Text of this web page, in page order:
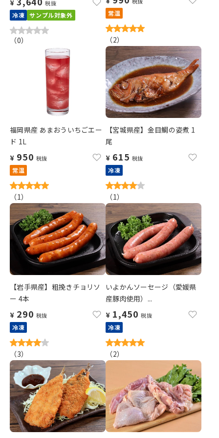
¥ 税抜
冷凍 サンプル対象外
（0）
常温
（2）
福岡県産 あまおういちごエー
ド 1L
¥ 950 税抜
常温
（1）
【宮城県産】金目鯛の姿煮 1
尾
¥ 615 税抜
冷凍
（1）
【岩手県産】粗挽きチョリソ
ー 4本
¥ 290 税抜
冷凍
（3）
いよかんソーセージ（愛媛県
産豚肉使用）...
¥ 1,450 税抜
冷凍
（2）